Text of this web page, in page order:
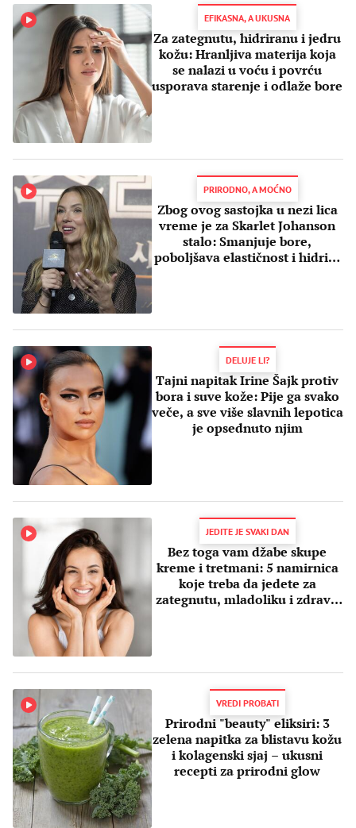
EFIKASNA, A UKUSNA
Za zategnutu, hidriranu i jedru
kožu: Hranljiva materija koja
se nalazi u voću i povrću
usporava starenje i odlaže bore
PRIRODNO, A MOĆNO
Zbog ovog sastojka u nezi lica
vreme je za Skarlet Johanson
stalo: Smanjuje bore,
poboljšava elastičnost i hidrira
DELUJE LI?
Tajni napitak Irine Šajk protiv
bora i suve kože: Pije ga svako
veče, a sve više slavnih lepotica
je opsednuto njim
JEDITE JE SVAKI DAN
Bez toga vam džabe skupe
kreme i tretmani: 5 namirnica
koje treba da jedete za
zategnutu, mladoliku i zdravu
VREDI PROBATI
Prirodni "beauty" eliksiri: 3
zelena napitka za blistavu kožu
i kolagenski sjaj – ukusni
recepti za prirodni glow